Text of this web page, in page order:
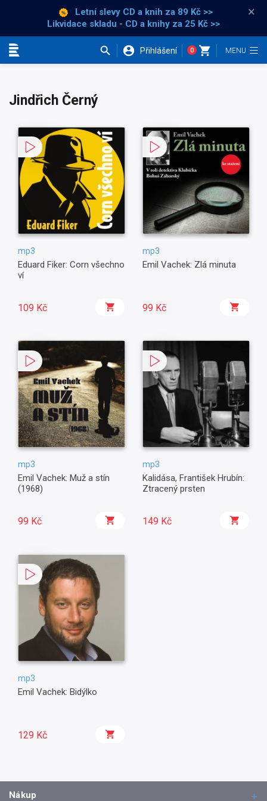
Letní slevy CD a knih za 89 Kč >>
Likvidace skladu - CD a knihy za 25 Kč >>
×
Přihlášení 0
Jindřich Černý
mp3
Eduard Fiker: Corn všechno
ví
109 Kč
mp3
Emil Vachek: Zlá minuta
99 Kč
mp3
Emil Vachek: Muž a stín
(1968)
99 Kč
mp3
Kalidása, František Hrubín:
Ztracený prsten
149 Kč
mp3
Emil Vachek: Bidýlko
129 Kč
Nákup